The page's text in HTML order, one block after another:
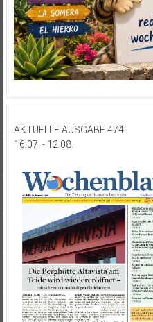
AKTUELLE AUSGABE 474
16.07. - 12.08.